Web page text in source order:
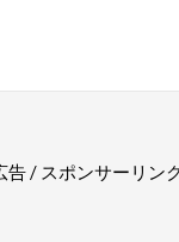
告 / スポンサーリン